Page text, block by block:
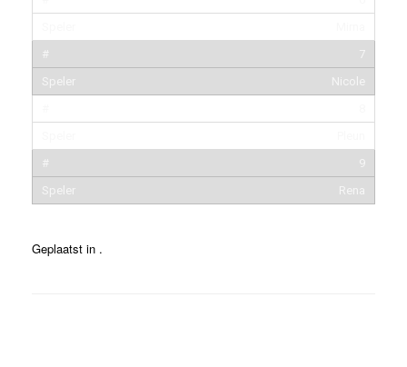
7
Nicole
9
Rena
Geplaatst in .